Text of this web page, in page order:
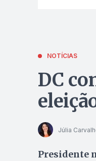
NOTÍCIAS
DC
Júlia
Presidente